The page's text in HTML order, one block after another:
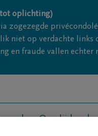
oplichting)
zogezegde
niet op verdachte
en fraude vallen